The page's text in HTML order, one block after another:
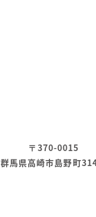
〒370-0015
群馬県高崎市島野町